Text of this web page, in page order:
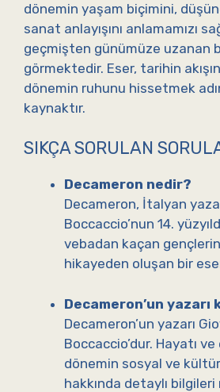
dönemin yaşam biçimini,
sanat anlayışını anlamamızı
geçmişten günümüze uzanan
görmektedir. Eser, tarihin
dönemin ruhunu hissetmek
kaynaktır.
SIKÇA SORULAN
Decameron nedir?
Decameron, İtalyan
Boccaccio’nun 14.
vebadan kaçan
hikayeden oluşan bir
Decameron’un yazarı
Decameron’un yazarı
Boccaccio’dur. Hayatı ve
dönemin sosyal ve
hakkında detaylı